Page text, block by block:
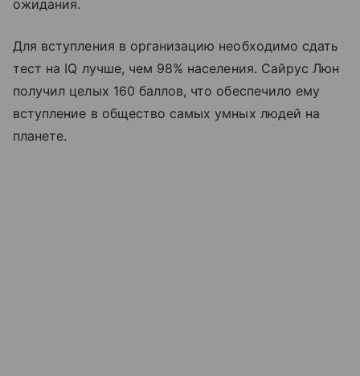
ожидания.
Для вступления в организацию необходимо сдать
тест на IQ лучше, чем 98% населения. Сайрус Люн
получил целых 160 баллов, что обеспечило ему
вступление в общество самых умных людей на
планете.